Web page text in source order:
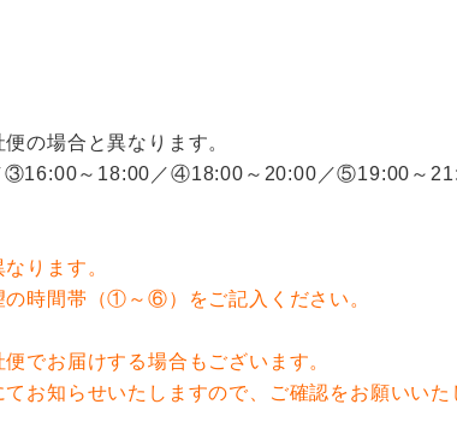
の場合と異なります。
③16:00～18:00／④18:00～20:00／⑤19:00～
ります。
時間帯（①～⑥）をご記入ください。
でお届けする場合もございます。
お知らせいたしますので、ご確認をお願いいた